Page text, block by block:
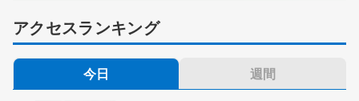
アクセスランキング
今日 週間